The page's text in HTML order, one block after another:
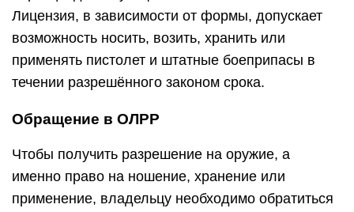
Лицензия, в зависимости от формы, допускает
возможность носить, возить, хранить или
применять пистолет и штатные боеприпасы в
течении разрешённого законом срока.
Обращение в ОЛРР
Чтобы получить разрешение на оружие, а
именно право на ношение, хранение или
применение, владельцу необходимо обратиться